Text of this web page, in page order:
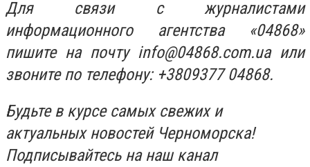
Для связи с журналистами
информационного агентства «04868»
пишите на почту info@04868.com.uaили
звоните по телефону: +3809377 04868.
Будьте в курсе самых свежих и
актуальных новостей Черноморска!
Подписывайтесь на наш канал